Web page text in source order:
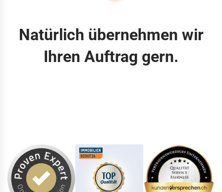
Natürlich übernehmen wir
Ihren Auftrag gern.